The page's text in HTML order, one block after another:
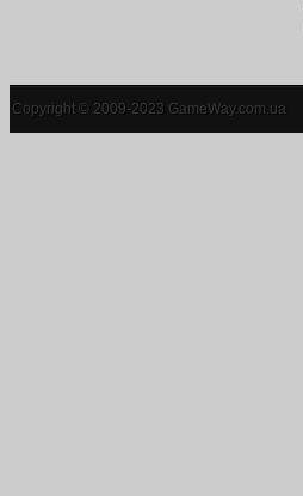
Copyright © 2009-2023 GameWay.com.ua